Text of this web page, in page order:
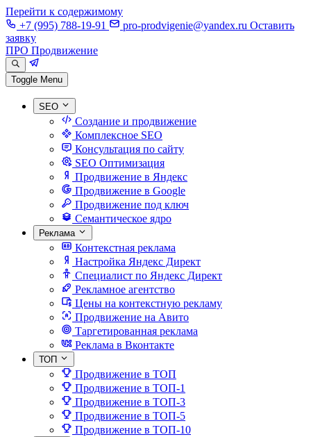
Перейти к содержимому
+7 (995) 788-19-91
pro-prodvigenie@yandex.ru Оставить
заявку
ПРО Продвижение
Toggle Menu
SEO
Создание и продвижение
Комплексное SEO
Консультация по сайту
SEO Оптимизация
Продвижение в Яндекс
Продвижение в Google
Продвижение под ключ
Семантическое ядро
Реклама
Контекстная реклама
Настройка Яндекс Директ
Специалист по Яндекс Директ
Рекламное агентство
Цены на контекстную рекламу
Продвижение на Авито
Таргетированная реклама
Реклама в Вконтакте
ТОП
Продвижение в ТОП
Продвижение в ТОП-1
Продвижение в ТОП-3
Продвижение в ТОП-5
Продвижение в ТОП-10